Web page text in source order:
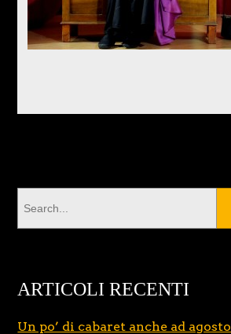
ARTICOLI RECENTI
Un po’ di cabaret anche ad agosto